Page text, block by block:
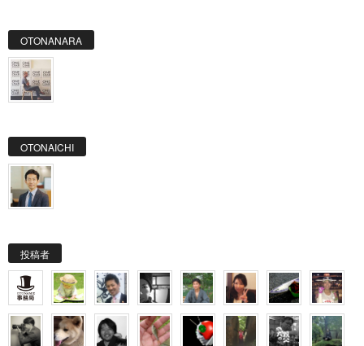
OTONANARA
OTONAICHI
投稿者